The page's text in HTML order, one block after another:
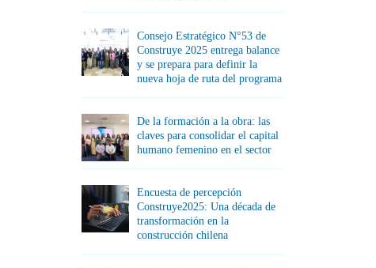
Consejo Estratégico N°53 de
Construye 2025 entrega balance
y se prepara para definir la
nueva hoja de ruta del programa
De la formación a la obra: las
claves para consolidar el capital
humano femenino en el sector
Encuesta de percepción
Construye2025: Una década de
transformación en la
construcción chilena